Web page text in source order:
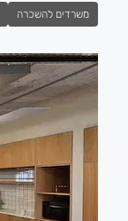
משרדים להשכרה